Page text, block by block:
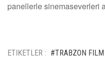
panellerle sinemaseverleri
ETIKETLER : #TRABZON